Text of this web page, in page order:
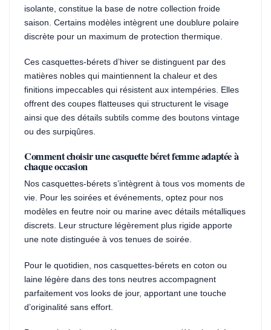
isolante, constitue la base de notre collection froide
saison. Certains modèles intègrent une doublure polaire
discrète pour un maximum de protection thermique.
Ces casquettes-bérets d’hiver se distinguent par des
matières nobles qui maintiennent la chaleur et des
finitions impeccables qui résistent aux intempéries. Elles
offrent des coupes flatteuses qui structurent le visage
ainsi que des détails subtils comme des boutons vintage
ou des surpiqûres.
Comment choisir une casquette béret femme adaptée à
chaque occasion
Nos casquettes-bérets s’intègrent à tous vos moments de
vie. Pour les soirées et événements, optez pour nos
modèles en feutre noir ou marine avec détails métalliques
discrets. Leur structure légèrement plus rigide apporte
une note distinguée à vos tenues de soirée.
Pour le quotidien, nos casquettes-bérets en coton ou
laine légère dans des tons neutres accompagnent
parfaitement vos looks de jour, apportant une touche
d’originalité sans effort.